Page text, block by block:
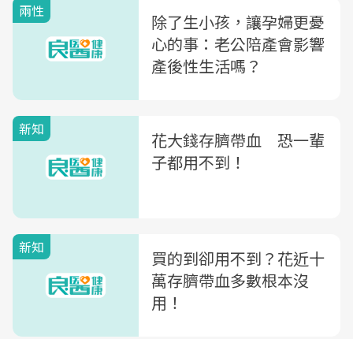
兩性
除了生小孩，讓孕婦更憂
心的事：老公陪產會影響
產後性生活嗎？
新知
花大錢存臍帶血 恐一輩
子都用不到！
新知
買的到卻用不到？花近十
萬存臍帶血多數根本沒
用！